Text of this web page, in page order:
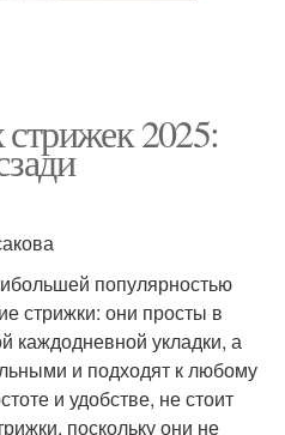
2025:
популярностью
стрижки: они просты в
каждодневной укладки, а
и подходят к любому
и удобстве, не стоит
поскольку они не